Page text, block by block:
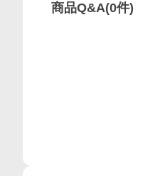
商品Q&A(0件)